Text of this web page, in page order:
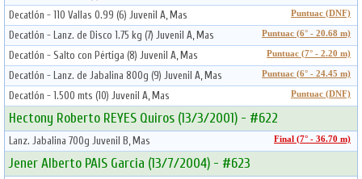
Decatlón - 110 Vallas 0.99 (6) Juvenil A, Mas Puntuac (DNF)
Decatlón - Lanz. de Disco 1.75 kg (7) Juvenil A, Mas Puntuac (6° - 20.68 m)
Decatlón - Salto con Pértiga (8) Juvenil A, Mas Puntuac (7° - 2.20 m)
Decatlón - Lanz. de Jabalina 800g (9) Juvenil A, Mas Puntuac (6° - 24.45 m)
Decatlón - 1.500 mts (10) Juvenil A, Mas Puntuac (DNF)
Hectony Roberto REYES Quiros (13/3/2001) - #622
Lanz. Jabalina 700g Juvenil B, Mas Final (7° - 36.70 m)
Jener Alberto PAIS Garcia (13/7/2004) - #623